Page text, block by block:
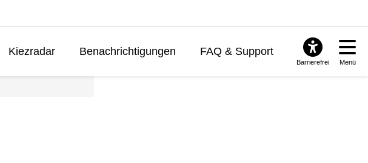
Kiezradar Benachrichtigungen FAQ & Support
Barrierefrei Menü